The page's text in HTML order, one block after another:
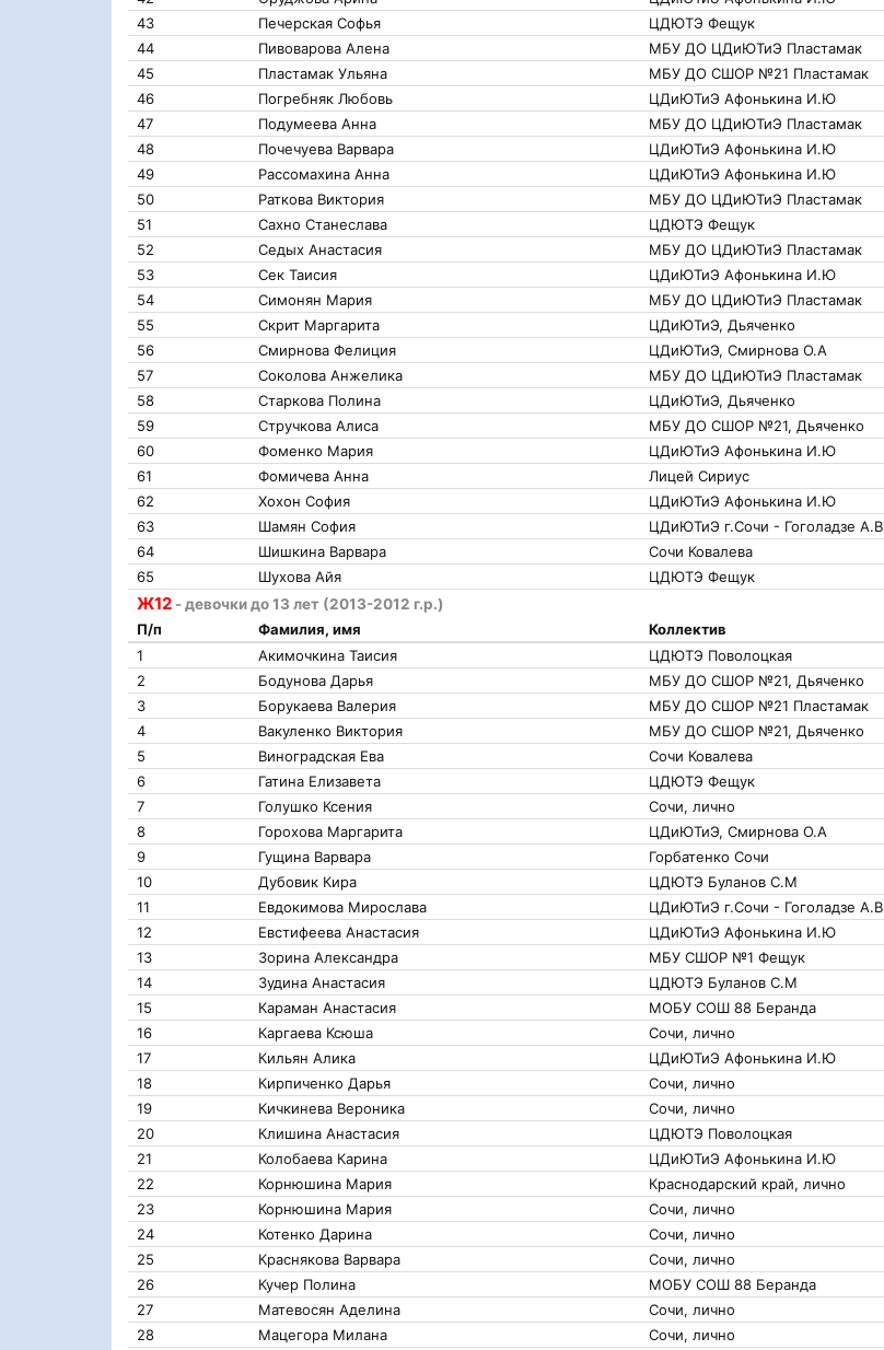
43
Печерская Софья ЦДЮТЭ Фещук
44
Пивоварова Алена МБУ ДО ЦДиЮТиЭ Пластамак
45
Пластамак Ульяна МБУ ДО СШОР №21 Пластамак
46
Погребняк Любовь ЦДиЮТиЭ Афонькина И.Ю
47
Подумеева Анна МБУ ДО ЦДиЮТиЭ Пластамак
48
Почечуева Варвара ЦДиЮТиЭ Афонькина И.Ю
49
Рассомахина Анна ЦДиЮТиЭ Афонькина И.Ю
50
Раткова Виктория МБУ ДО ЦДиЮТиЭ Пластамак
51
Сахно Станеслава ЦДЮТЭ Фещук
52
Седых Анастасия МБУ ДО ЦДиЮТиЭ Пластамак
53
Сек Таисия ЦДиЮТиЭ Афонькина И.Ю
54
Симонян Мария МБУ ДО ЦДиЮТиЭ Пластамак
55
Скрит Маргарита ЦДиЮТиЭ, Дьяченко
56
Смирнова Фелиция ЦДиЮТиЭ, Смирнова О.А
57
Соколова Анжелика МБУ ДО ЦДиЮТиЭ Пластамак
58
Старкова Полина ЦДиЮТиЭ, Дьяченко
59
Стручкова Алиса МБУ ДО СШОР №21, Дьяченко
60
Фоменко Мария ЦДиЮТиЭ Афонькина И.Ю
61
Фомичева Анна Лицей Сириус
62
Хохон София ЦДиЮТиЭ Афонькина И.Ю
63
Шамян София ЦДиЮТиЭ г.Сочи - Гоголадзе А.В
64
Шишкина Варвара Сочи Ковалева
65
Шухова Айя ЦДЮТЭ Фещук
Ж12 - девочки до 13 лет (2013-2012 г.р.)
П/п
Фамилия, имя Коллектив
1
Акимочкина Таисия ЦДЮТЭ Поволоцкая
2
Бодунова Дарья МБУ ДО СШОР №21, Дьяченко
3
Борукаева Валерия МБУ ДО СШОР №21 Пластамак
4
Вакуленко Виктория МБУ ДО СШОР №21, Дьяченко
5
Виноградская Ева Сочи Ковалева
6
Гатина Елизавета ЦДЮТЭ Фещук
7
Голушко Ксения Сочи, лично
8
Горохова Маргарита ЦДиЮТиЭ, Смирнова О.А
9
Гущина Варвара Горбатенко Сочи
10
Дубовик Кира ЦДЮТЭ Буланов С.М
11
Евдокимова Мирослава ЦДиЮТиЭ г.Сочи - Гоголадзе А.В
12
Евстифеева Анастасия ЦДиЮТиЭ Афонькина И.Ю
13
Зорина Александра МБУ СШОР №1 Фещук
14
Зудина Анастасия ЦДЮТЭ Буланов С.М
15
Караман Анастасия МОБУ СОШ 88 Беранда
16
Каргаева Ксюша Сочи, лично
17
Кильян Алика ЦДиЮТиЭ Афонькина И.Ю
18
Кирпиченко Дарья Сочи, лично
19
Кичкинева Вероника Сочи, лично
20
Клишина Анастасия ЦДЮТЭ Поволоцкая
21
Колобаева Карина ЦДиЮТиЭ Афонькина И.Ю
22
Корнюшина Мария Краснодарский край, лично
23
Корнюшина Мария Сочи, лично
24
Котенко Дарина Сочи, лично
25
Краснякова Варвара Сочи, лично
26
Кучер Полина МОБУ СОШ 88 Беранда
27
Матевосян Аделина Сочи, лично
28
Мацегора Милана Сочи, лично